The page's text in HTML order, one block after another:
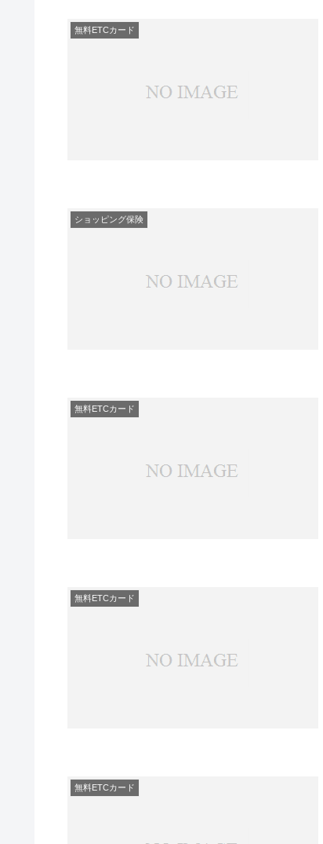
無料ETCカード
ショッピング保険
無料ETCカード
無料ETCカード
無料ETCカード